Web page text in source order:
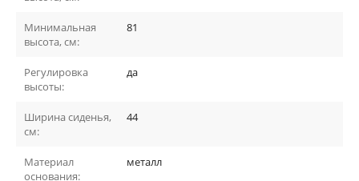
Минимальная
высота, см:
81
Регулировка
высоты:
да
Ширина сиденья,
см:
44
Материал
основания:
металл